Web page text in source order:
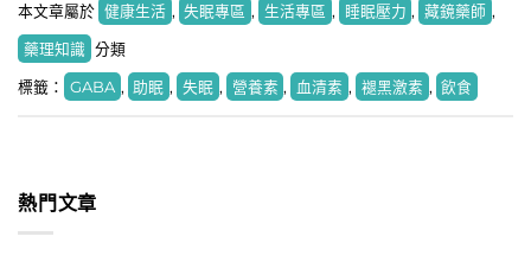
本文章屬於 健康生活 , 失眠專區 , 生活專區 , 睡眠壓力 , 藏鏡藥師 ,
藥理知識 分類
標籤： GABA , 助眠 , 失眠 , 營養素 , 血清素 , 褪黑激素 , 飲食
熱門文章